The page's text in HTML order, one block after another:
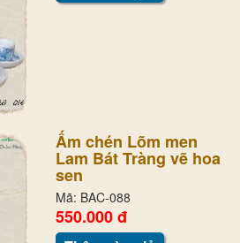
Ấm chén Lõm men
Lam Bát Tràng vẽ hoa
sen
Mã: BAC-088
550.000 đ